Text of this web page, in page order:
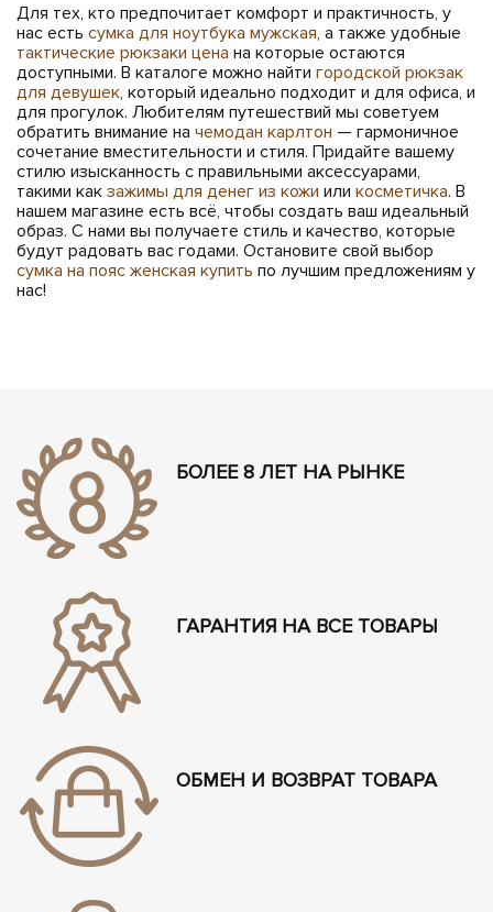
Для тех, кто предпочитает комфорт и практичность, у
нас есть сумка для ноутбука мужская, а также удобные
тактические рюкзаки цена на которые остаются
доступными. В каталоге можно найти городской рюкзак
для девушек, который идеально подходит и для офиса, и
для прогулок. Любителям путешествий мы советуем
обратить внимание на чемодан карлтон — гармоничное
сочетание вместительности и стиля. Придайте вашему
стилю изысканность с правильными аксессуарами,
такими как зажимы для денег из кожи или косметичка. В
нашем магазине есть всё, чтобы создать ваш идеальный
образ. С нами вы получаете стиль и качество, которые
будут радовать вас годами. Остановите свой выбор
сумка на пояс женская купить по лучшим предложениям у
нас!
БОЛЕЕ 8 ЛЕТ НА РЫНКЕ
ГАРАНТИЯ НА ВСЕ ТОВАРЫ
ОБМЕН И ВОЗВРАТ ТОВАРА